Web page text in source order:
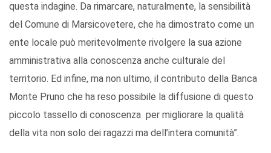
questa indagine. Da rimarcare, naturalmente, la sensibilità
del Comune di Marsicovetere, che ha dimostrato come un
ente locale può meritevolmente rivolgere la sua azione
amministrativa alla conoscenza anche culturale del
territorio. Ed infine, ma non ultimo, il contributo della Banca
Monte Pruno che ha reso possibile la diffusione di questo
piccolo tassello di conoscenza per migliorare la qualità
della vita non solo dei ragazzi ma dell’intera comunità”.